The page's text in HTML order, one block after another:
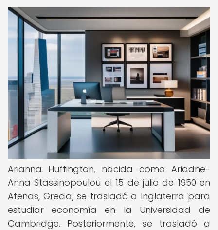
Arianna Huffington, nacida como Ariadne-
Anna Stassinopoulou el 15 de julio de 1950 en
Atenas, Grecia, se trasladó a Inglaterra para
estudiar economía en la Universidad de
Cambridge. Posteriormente, se trasladó a